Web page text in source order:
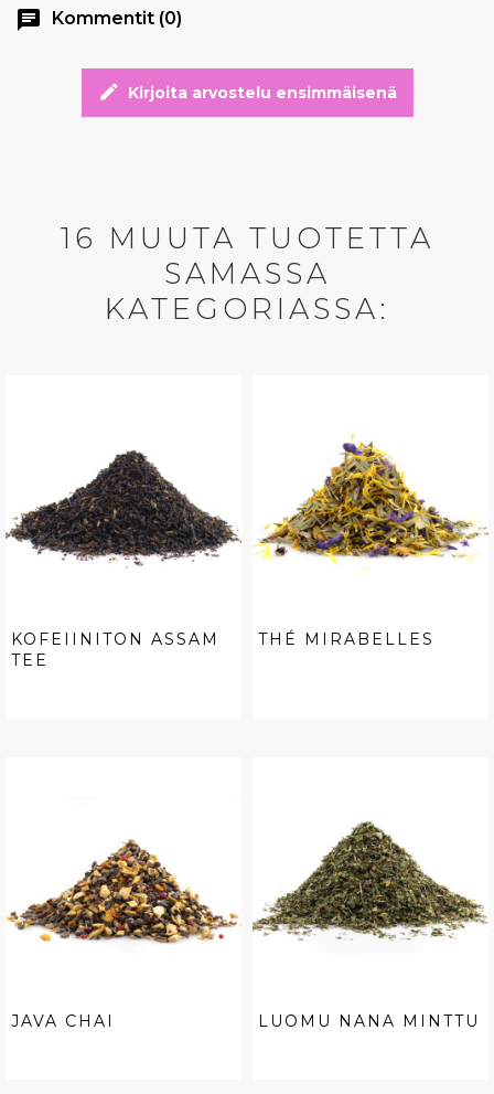
chat Kommentit (0)
edit Kirjoita arvostelu ensimmäisenä
16 MUUTA TUOTETTA
SAMASSA
KATEGORIASSA:
KOFEIINITON ASSAM
TEE
THÉ MIRABELLES
JAVA CHAI LUOMU NANA MINTTU